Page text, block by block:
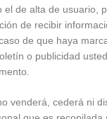
el de alta de usuario,
de recibir
de que haya
o publicidad
venderá, cederá ni